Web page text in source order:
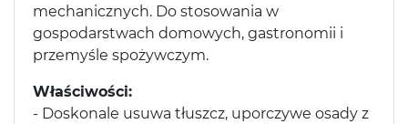
mechanicznych. Do stosowania w
gospodarstwach domowych, gastronomii i
przemyśle spożywczym.
Właściwości:
- Doskonale usuwa tłuszcz, uporczywe osady z